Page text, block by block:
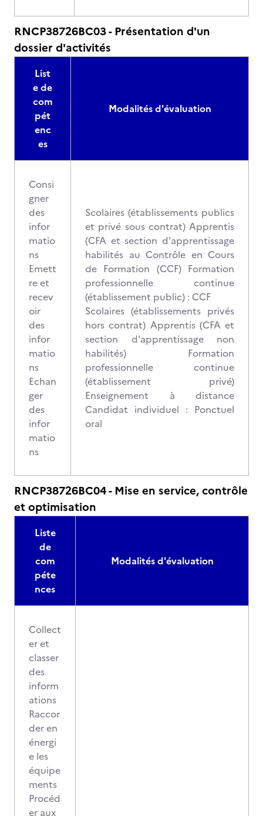
RNCP38726BC03 - Présentation d'un
dossier d'activités
List
e de
com
pét
enc
es
Modalités d'évaluation
Consi
gner
des
infor
matio
ns
Emett
re et
recev
oir
des
infor
matio
ns
Echan
ger
des
infor
matio
ns
Scolaires (établissements publics
et privé sous contrat) Apprentis
(CFA et section d'apprentissage
habilités au Contrôle en Cours
de Formation (CCF) Formation
professionnelle continue
(établissement public) : CCF
Scolaires (établissements privés
hors contrat) Apprentis (CFA et
section d'apprentissage non
habilités) Formation
professionnelle continue
(établissement privé)
Enseignement à distance
Candidat individuel : Ponctuel
oral
RNCP38726BC04 - Mise en service, contrôle
et optimisation
Liste
de
com
péte
nces
Modalités d'évaluation
Collect
er et
classer
des
inform
ations
Raccor
der en
énergi
e les
équipe
ments
Procéd
er aux